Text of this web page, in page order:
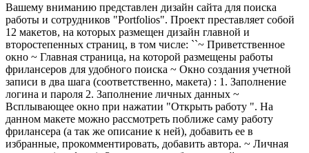
Вашему вниманию представлен дизайн сайта для поиска
работы и сотрудников "Portfolios". Проект преставляет собой
12 макетов, на которых размещен дизайн главной и
второстепенных страниц, в том числе: ``~ Приветственное
окно ~ Главная страница, на которой размещены работы
фрилансеров для удобного поиска ~ Окно создания учетной
записи в два шага (соответственно, макета) : 1. Заполнение
логина и пароля 2. Заполнение личных данных ~
Всплывающее окно при нажатии "Открыть работу ". На
данном макете можно рассмотреть поближе саму работу
фрилансера (а так же описание к ней), добавить ее в
избранные, прокомментировать, добавить автора. ~ Личная